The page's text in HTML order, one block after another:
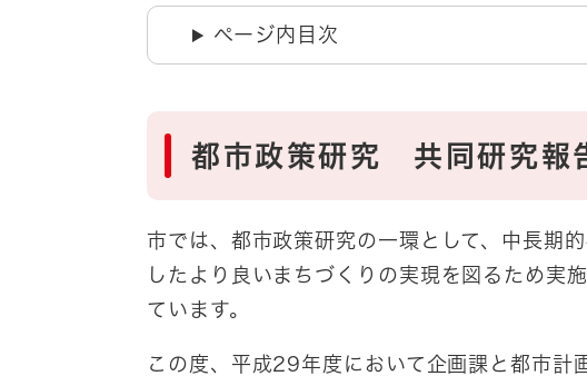
男女共同参画
地域コミュニティ・ボラン
ページ内目次
都市政策研究 共同研究報
市では、都市政策研究の一環として、中長期
したより良いまちづくりの実現を図るため実
ています。
この度、平成29年度において企画課と都市計